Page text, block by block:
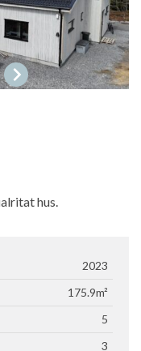
hus.
2023
175.9m²
5
3